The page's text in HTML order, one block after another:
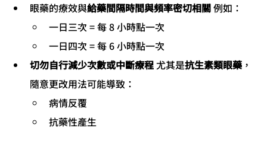
眼藥的療效與給藥間隔時間與頻率密切相關 例如：
一日三次 = 每 8 小時點一次
一日四次 = 每 6 小時點一次
切勿自行減少次數或中斷療程 尤其是抗生素類眼藥 ，
隨意更改用法可能導致：
病情反覆
抗藥性產生